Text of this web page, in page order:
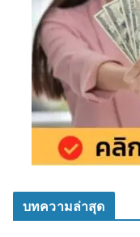
บทความล่าสุด